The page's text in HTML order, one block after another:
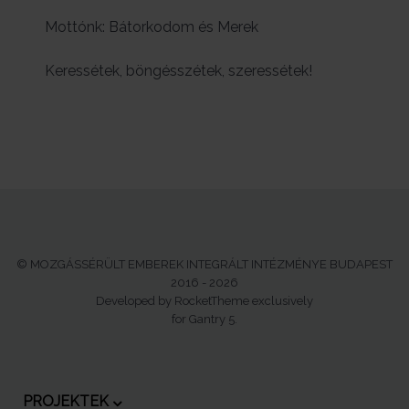
Mottónk: Bátorkodom és Merek
Keressétek, böngésszétek, szeressétek!
© MOZGÁSSÉRÜLT EMBEREK INTEGRÁLT INTÉZMÉNYE BUDAPEST
2016 - 2026
Developed by RocketTheme exclusively
for Gantry 5.
PROJEKTEK